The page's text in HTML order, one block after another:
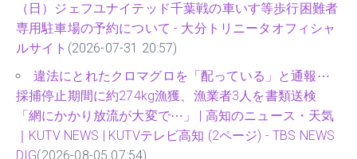
（日）ジェフユナイテッド千葉戦の車いす等歩行困難者
専用駐車場の予約について - 大分トリニータオフィシャ
ルサイト (2026-07-31 20:57)
違法にとれたクロマグロを「配っている」と通報⋯
採捕停止期間に約274kg漁獲、漁業者3人を書類送検
「網にかかり放流が大変で⋯」 | 高知のニュース・天気
｜KUTV NEWS | KUTVテレビ高知 (2ページ) - TBS NEWS
DIG(2026-08-05 07:54)